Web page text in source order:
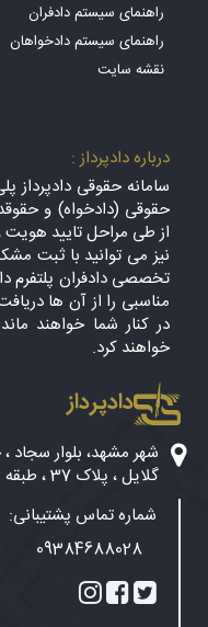
راهنمای سیستم دادفران
راهنمای سیستم دادخواهان
نقشه سایت
درباره دادپرداز :
سامانه حقوقی
حقوقی (دادخواه) و
از طی مراحل تایید
نیز می توانید با ثبت
تخصصی دادفران پلتفرم
مناسبی را از آن ها
در کنار شما خواهند
خواهند کرد.
دادپرداز
گلایل ، پلاک 37 ، طبقه همکف
شماره تماس پشتیبانی:
09384688028